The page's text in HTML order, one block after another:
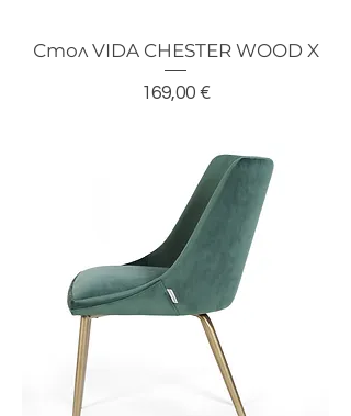
Стол VIDA CHESTER WOOD X
Цена
169,00 €